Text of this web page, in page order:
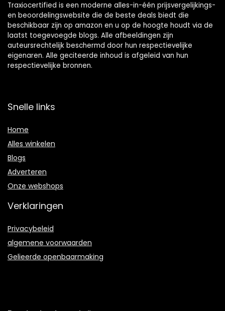
Traxiocertified is een moderne alles-in-één prijsvergelijkings-
en beoordelingswebsite die de beste deals biedt die
beschikbaar zijn op amazon en u op de hoogte houdt via de
laatst toegevoegde blogs. Alle afbeeldingen zijn
auteursrechtelijk beschermd door hun respectievelijke
eigenaren. Alle geciteerde inhoud is afgeleid van hun
respectievelijke bronnen.
Snelle links
Home
Alles winkelen
Blogs
Adverteren
Onze webshops
Verklaringen
Privacybeleid
algemene voorwaarden
Gelieerde openbaarmaking